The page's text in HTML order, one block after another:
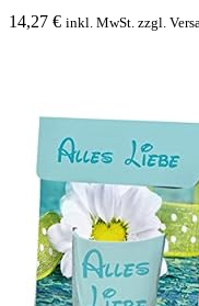
14,27 € inkl. MwSt. zzgl.